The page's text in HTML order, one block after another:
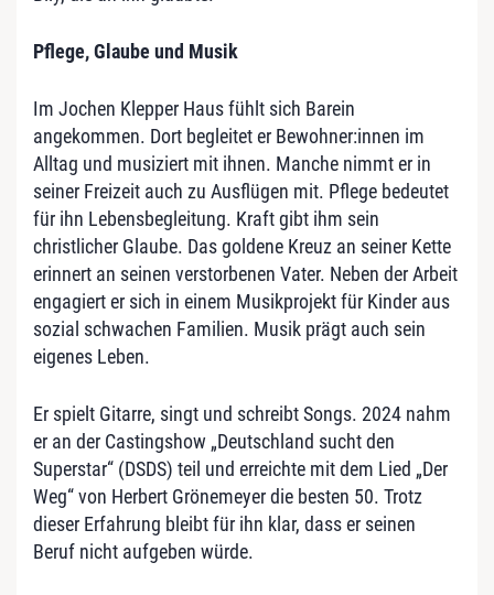
Pflege, Glaube und Musik
Im Jochen Klepper Haus fühlt sich Barein
angekommen. Dort begleitet er Bewohner:innen im
Alltag und musiziert mit ihnen. Manche nimmt er in
seiner Freizeit auch zu Ausflügen mit. Pflege bedeutet
für ihn Lebensbegleitung. Kraft gibt ihm sein
christlicher Glaube. Das goldene Kreuz an seiner Kette
erinnert an seinen verstorbenen Vater. Neben der Arbeit
engagiert er sich in einem Musikprojekt für Kinder aus
sozial schwachen Familien. Musik prägt auch sein
eigenes Leben.
Er spielt Gitarre, singt und schreibt Songs. 2024 nahm
er an der Castingshow „Deutschland sucht den
Superstar“ (DSDS) teil und erreichte mit dem Lied „Der
Weg“ von Herbert Grönemeyer die besten 50. Trotz
dieser Erfahrung bleibt für ihn klar, dass er seinen
Beruf nicht aufgeben würde.